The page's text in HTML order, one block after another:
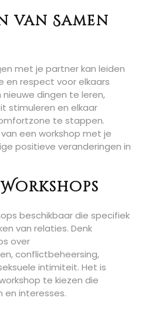
van Samen
met je partner kan leiden
respect voor elkaars
dingen te leren,
stimuleren en elkaar
te stappen.
een workshop met je
positieve veranderingen in
beschikbaar die specifiek
van relaties. Denk
over
conflictbeheersing,
intimiteit. Het is
te kiezen die
en interesses.